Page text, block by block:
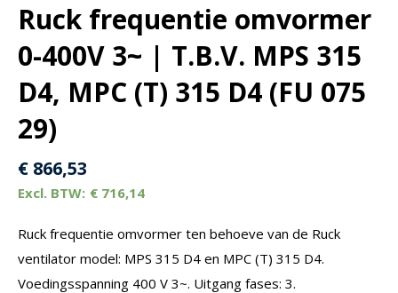
Ruck frequentie omvormer
0-400V 3~ | T.B.V. MPS 315
D4, MPC (T) 315 D4 (FU 075
29)
€ 866,53
€ 716,14
Ruck frequentie omvormer ten behoeve van de Ruck
ventilator model: MPS 315 D4 en MPC (T) 315 D4.
Voedingsspanning 400 V 3~. Uitgang fases: 3.